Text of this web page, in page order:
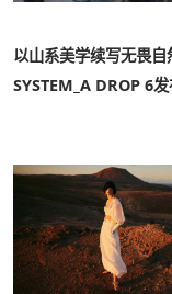
以山系美学续写无畏自
SYSTEM_A DROP 6